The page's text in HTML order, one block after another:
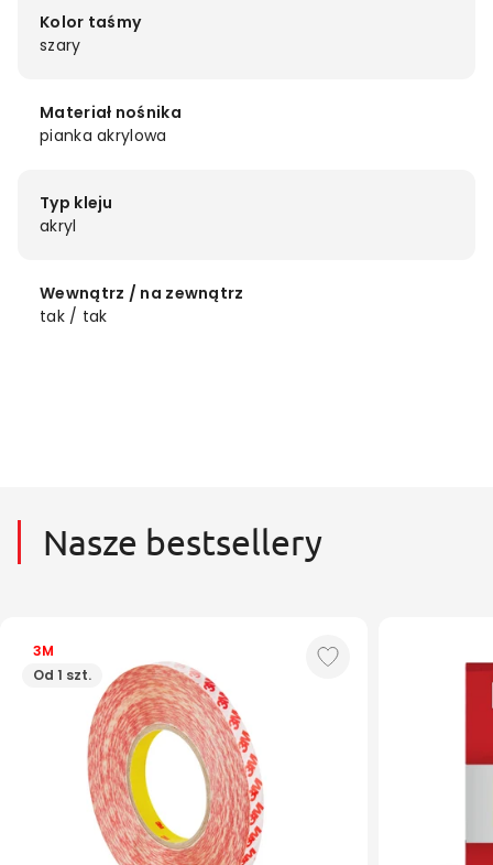
Kolor taśmy
szary
Materiał nośnika
pianka akrylowa
Typ kleju
akryl
Wewnątrz / na zewnątrz
tak / tak
Nasze bestsellery
3M
Od 1 szt.